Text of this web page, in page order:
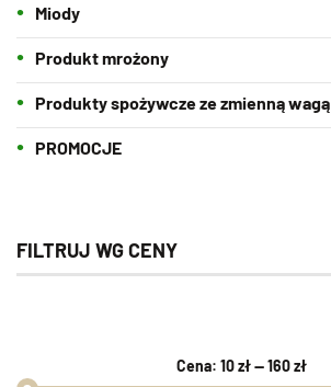
Miody
Produkt mrożony
Produkty spożywcze ze zmienną wagą
PROMOCJE
FILTRUJ WG CENY
Cena: 10 zł—160 zł